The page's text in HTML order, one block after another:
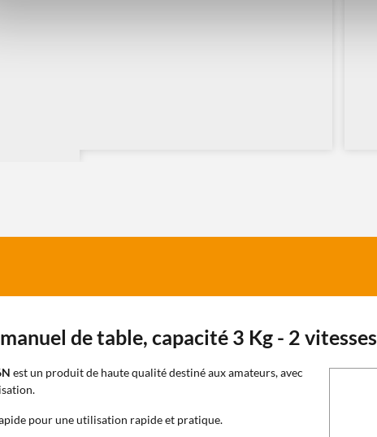
de table, capacité 3 Kg - 2 vitesses
est un produit de haute qualité destiné aux amateurs, avec
pour une utilisation rapide et pratique.